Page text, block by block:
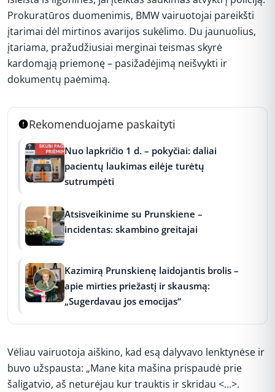
Prokuratūros duomenimis, BMW vairuotojai pareikšti
įtarimai dėl mirtinos avarijos sukėlimo. Du jaunuolius,
įtariama, pražudžiusiai merginai teismas skyrė
kardomąją priemonę – pasižadėjimą neišvykti ir
dokumentų paėmimą.
Rekomenduojame paskaityti
Nuo lapkričio 1 d. – pokyčiai: daliai
pacientų laukimas eilėje turėtų
sutrumpėti
Atsisveikinime su Prunskiene –
incidentas: skambino greitajai
Kazimirą Prunskienę laidojantis brolis –
apie mirties priežastį ir skausmą:
„Sugerdavau jos emocijas“
Vėliau vairuotoja aiškino, kad esą dalyvavo lenktynėse ir
buvo užspausta: „Mane kita mašina prispaudė prie
šaligatvio, aš neturėjau kur trauktis ir skridau <…>.